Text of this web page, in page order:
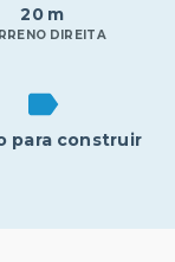
20 m
DIREITA
para construir